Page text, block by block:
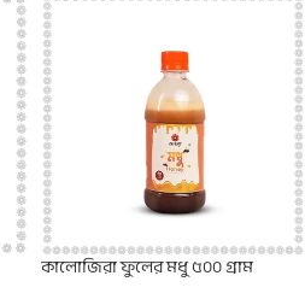
কালোজিরা ফুলের মধু ৫০০ গ্রাম